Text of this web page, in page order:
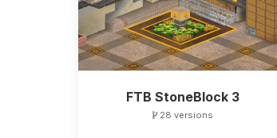
FTB StoneBlock 3
28 versions